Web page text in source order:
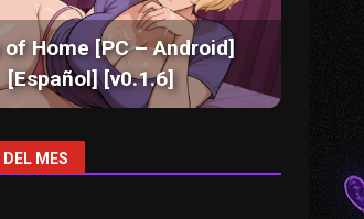
of Home [PC – Android]
[Español] [v0.1.6]
MES